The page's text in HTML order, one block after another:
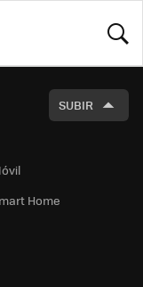
SUBIR
Home